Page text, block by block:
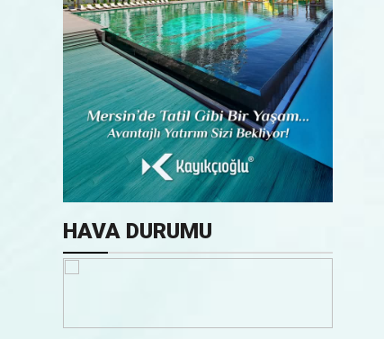
HAVA DURUMU